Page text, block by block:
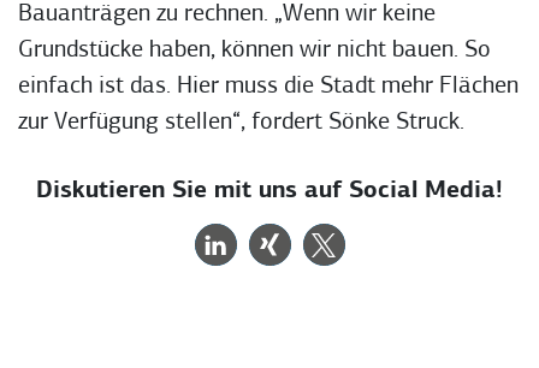
Bauanträgen zu rechnen. „Wenn wir keine
Grundstücke haben, können wir nicht bauen. So
einfach ist das. Hier muss die Stadt mehr Flächen
zur Verfügung stellen“, fordert Sönke Struck.
Diskutieren Sie mit uns auf Social Media!